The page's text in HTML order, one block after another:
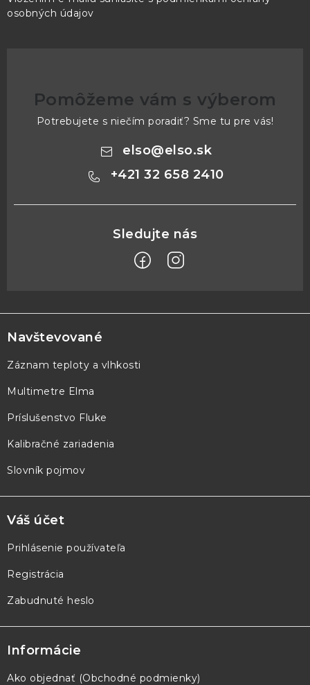
osobných údajov
Pomôžeme vám s výberom
Potrebujete s niečím poradiť? Sme tu pre vás!
elso@elso.sk
+421 32 658 2410
á
p
ä
e
Navštevované
Záznam teploty a vlhkosti
Multimetre Elma
Príslušenstvo Fluke
Kalibračné zariadenia
Slovník pojmov
Váš účet
Prihlásenie používateľa
Registrácia
Zabudnuté heslo
Informácie
Ako objednať (Obchodné podmienky)